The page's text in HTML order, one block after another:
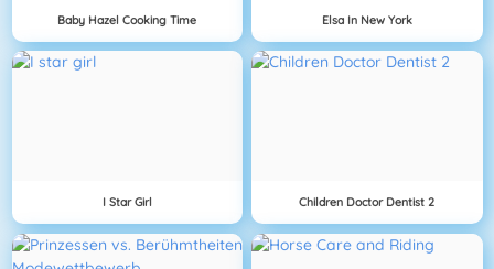
Baby Hazel Cooking Time Elsa In New York
I Star Girl Children Doctor Dentist 2